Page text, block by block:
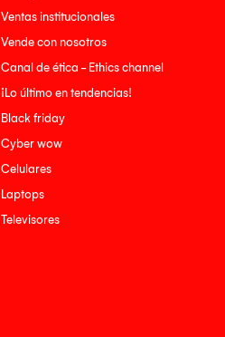
Ventas institucionales
Vende con nosotros
Canal de ética - Ethics channel
¡Lo último en tendencias!
Black friday
Cyber wow
Celulares
Laptops
Televisores